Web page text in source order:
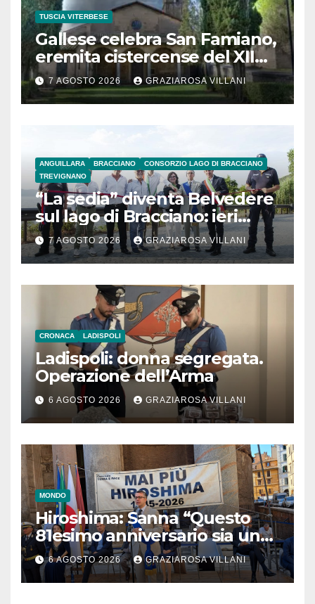
TUSCIA VITERBESE
Gallese celebra San Famiano,
eremita cistercense del XII
secolo
7 AGOSTO 2026 GRAZIAROSA VILLANI
ANGUILLARA BRACCIANO
CONSORZIO LAGO DI BRACCIANO
TREVIGNANO
“La sedia” diventa Belvedere
sul lago di Bracciano: ieri
l’inaugurazione
7 AGOSTO 2026 GRAZIAROSA VILLANI
CRONACA LADISPOLI
Ladispoli: donna segregata.
Operazione dell’Arma
6 AGOSTO 2026 GRAZIAROSA VILLANI
MONDO
Hiroshima: Sanna “Questo
81esimo anniversario sia un
monito per tutti”
6 AGOSTO 2026 GRAZIAROSA VILLANI